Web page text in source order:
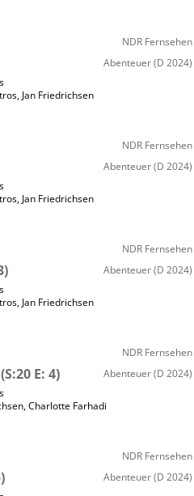
NDR Fernsehen
Abenteuer(D 2024)
, Jan Friedrichsen
NDR Fernsehen
Abenteuer(D 2024)
, Jan Friedrichsen
NDR Fernsehen
Abenteuer(D 2024)
, Jan Friedrichsen
NDR Fernsehen
E: 4) Abenteuer(D 2024)
,Charlotte Farhadi
NDR Fernsehen
Abenteuer(D 2024)